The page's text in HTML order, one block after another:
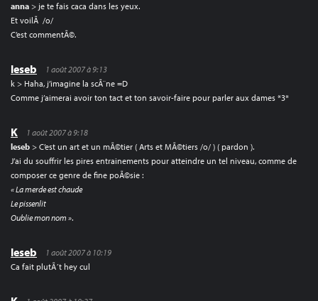
anna > je te fais caca dans les yeux.
Et voilÃ /o/
C’est commentÃ©.
leseb
1 août 2007 à 9:13
k > Haha, j’imagine la scÃ¨ne =D
Comme j’aimerai avoir ton tact et ton savoir-faire pour parler aux dames *3*
K
1 août 2007 à 9:18
leseb > C’est un art et un mÃ©tier ( Arts et MÃ©tiers /o/ ) ( pardon ).
J’ai du souffrir les pires entrainements pour atteindre un tel niveau, comme de
composer ce genre de fine poÃ©sie :
« La merde est chaude
Le pissenlit
Oublie mon nom ».
leseb
1 août 2007 à 10:19
Ca fait plutÃ´t hey cul